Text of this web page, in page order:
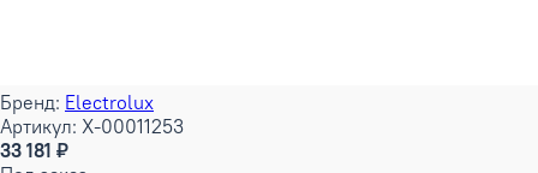
Бренд: Electrolux
Артикул: X-00011253
33 181 ₽